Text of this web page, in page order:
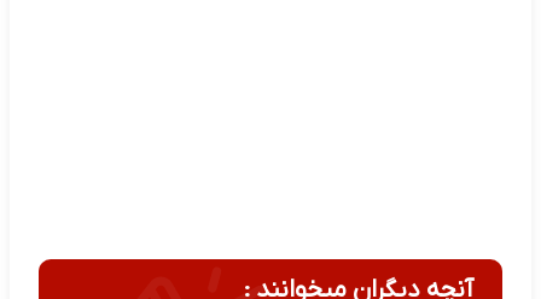
آنچه دیگران میخوانند :